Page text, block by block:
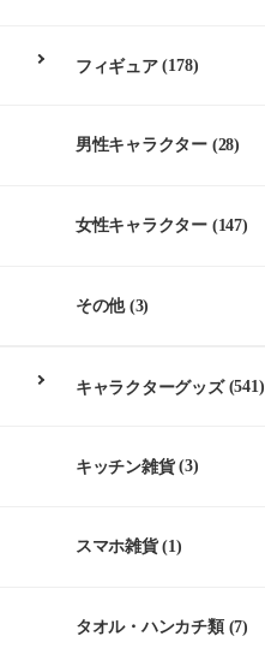
フィギュア(178)
男性キャラクター (28)
女性キャラクター (147)
その他(3)
キャラクターグッズ(541)
キッチン雑貨(3)
スマホ雑貨(1)
タオル・ハンカチ類(7)